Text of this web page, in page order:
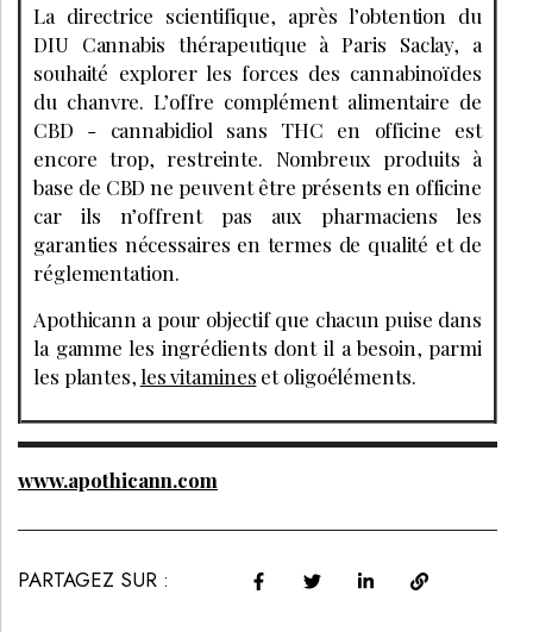
La directrice scientifique, après l’obtention du
DIU Cannabis thérapeutique à Paris Saclay, a
souhaité explorer les forces des cannabinoïdes
du chanvre. L’offre complément alimentaire de
CBD - cannabidiol sans THC en officine est
encore trop, restreinte. Nombreux produits à
base de CBD ne peuvent être présents en officine
car ils n’offrent pas aux pharmaciens les
garanties nécessaires en termes de qualité et de
réglementation.
Apothicann a pour objectif que chacun puise dans
la gamme les ingrédients dont il a besoin, parmi
les plantes, les vitamines et oligoéléments.
www.apothicann.com
PARTAGEZ SUR :